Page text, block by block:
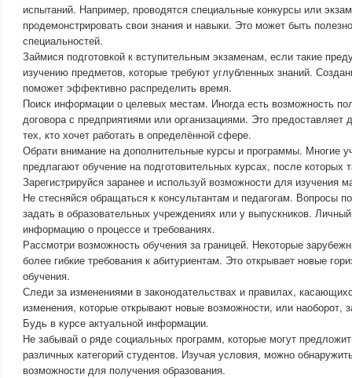
испытаний. Например, проводятся специальные конкурсы или
продемонстрировать свои знания и навыки. Это может быть
специальностей.
Займися подготовкой к вступительным экзаменам, если такие
изучению предметов, которые требуют углубленных знаний.
поможет эффективно распределить время.
Поиск информации о целевых местам. Иногда есть возможность
договора с предприятиями или организациями. Это
тех, кто хочет работать в определённой сфере.
Обрати внимание на дополнительные курсы и программы. Многие
предлагают обучение на подготовительных курсах, после которых
Зарегистрируйся заранее и используй возможности для изучения
Не стесняйся обращаться к консультантам и педагогам. Вопросы
задать в образовательных учреждениях или у выпускников.
информацию о процессе и требованиях.
Рассмотри возможность обучения за границей. Некоторые
более гибкие требования к абитуриентам. Это открывает новые
обучения.
Следи за изменениями в законодательствах и правилах,
изменения, которые открывают новые возможности, или наоборот,
Будь в курсе актуальной информации.
Не забывай о ряде социальных программ, которые могут
различных категорий студентов. Изучая условия, можно
возможности для получения образования.